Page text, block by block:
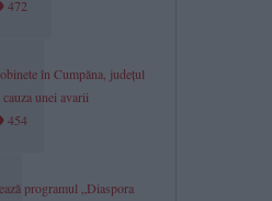
472
în Cumpăna, județul
unei avarii
454
programul „Diaspora